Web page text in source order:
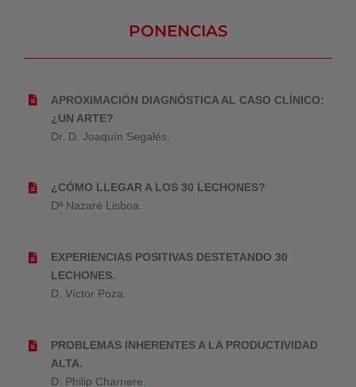
PONENCIAS
APROXIMACIÓN DIAGNÓSTICA AL CASO CLÍNICO:
¿UN ARTE?
Dr. D. Joaquín Segalés.
¿CÓMO LLEGAR A LOS 30 LECHONES?
Dª Nazaré Lisboa.
EXPERIENCIAS POSITIVAS DESTETANDO 30
LECHONES.
D. Víctor Poza.
PROBLEMAS INHERENTES A LA PRODUCTIVIDAD
ALTA.
D. Philip Charriere.